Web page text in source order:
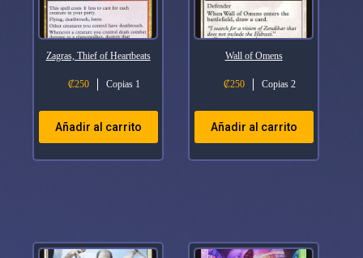
Zagras, Thief of Heartbeats
₡250 Copias 1
Añadir al carrito
Wall of Omens
₡250 Copias 2
Añadir al carrito